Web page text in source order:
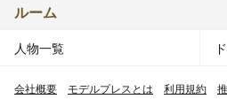
ルーム
人物一覧
会社概要 モデルプレスとは 利用規約